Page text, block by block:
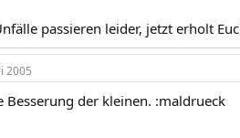
passieren leider, jetzt erholt
2005
Besserung der kleinen. :maldrueck